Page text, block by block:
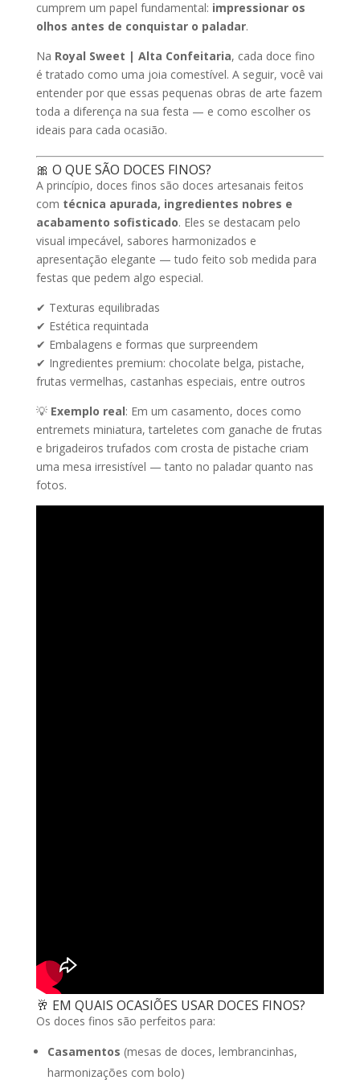
cumprem um papel fundamental: impressionar os
olhos antes de conquistar o paladar.
Na Royal Sweet | Alta Confeitaria, cada doce fino
é tratado como uma joia comestível. A seguir, você vai
entender por que essas pequenas obras de arte fazem
toda a diferença na sua festa — e como escolher os
ideais para cada ocasião.
🎀 O QUE SÃO DOCES FINOS?
A princípio, doces finos são doces artesanais feitos
com técnica apurada, ingredientes nobres e
acabamento sofisticado. Eles se destacam pelo
visual impecável, sabores harmonizados e
apresentação elegante — tudo feito sob medida para
festas que pedem algo especial.
✔ Texturas equilibradas
✔ Estética requintada
✔ Embalagens e formas que surpreendem
✔ Ingredientes premium: chocolate belga, pistache,
frutas vermelhas, castanhas especiais, entre outros
💡 Exemplo real: Em um casamento, doces como
entremets miniatura, tarteletes com ganache de frutas
e brigadeiros trufados com crosta de pistache criam
uma mesa irresistível — tanto no paladar quanto nas
fotos.
🥂 EM QUAIS OCASIÕES USAR DOCES FINOS?
Os doces finos são perfeitos para:
Casamentos (mesas de doces, lembrancinhas,
harmonizações com bolo)